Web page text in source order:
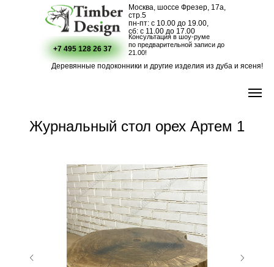
+7 495 128 26 37
Консультация в шоу-руме
по предварительной записи до
21.00!
Москва, шоссе Фрезер, 17а,
стр.5
пн-пт: с 10.00 до 19.00,
сб: с 11.00 до 17.00
Деревянные подоконники и другие изделия из дуба и ясеня!
Журнальный стол орех Артем 1